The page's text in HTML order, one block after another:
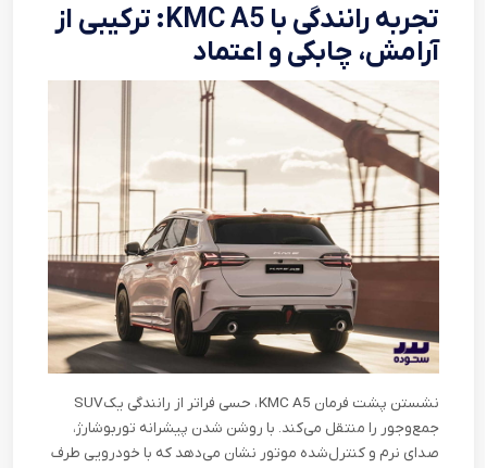
تجربه رانندگی با KMC A5: ترکیبی از
آرامش، چابکی و اعتماد
نشستن پشت فرمان KMC A5، حسی فراتر از رانندگی یکSUV
جمع‌وجور را منتقل می‌کند. با روشن شدن پیشرانه توربوشارژ،
صدای نرم و کنترل‌شده‌ موتور نشان می‌دهد که با خودرویی طرف